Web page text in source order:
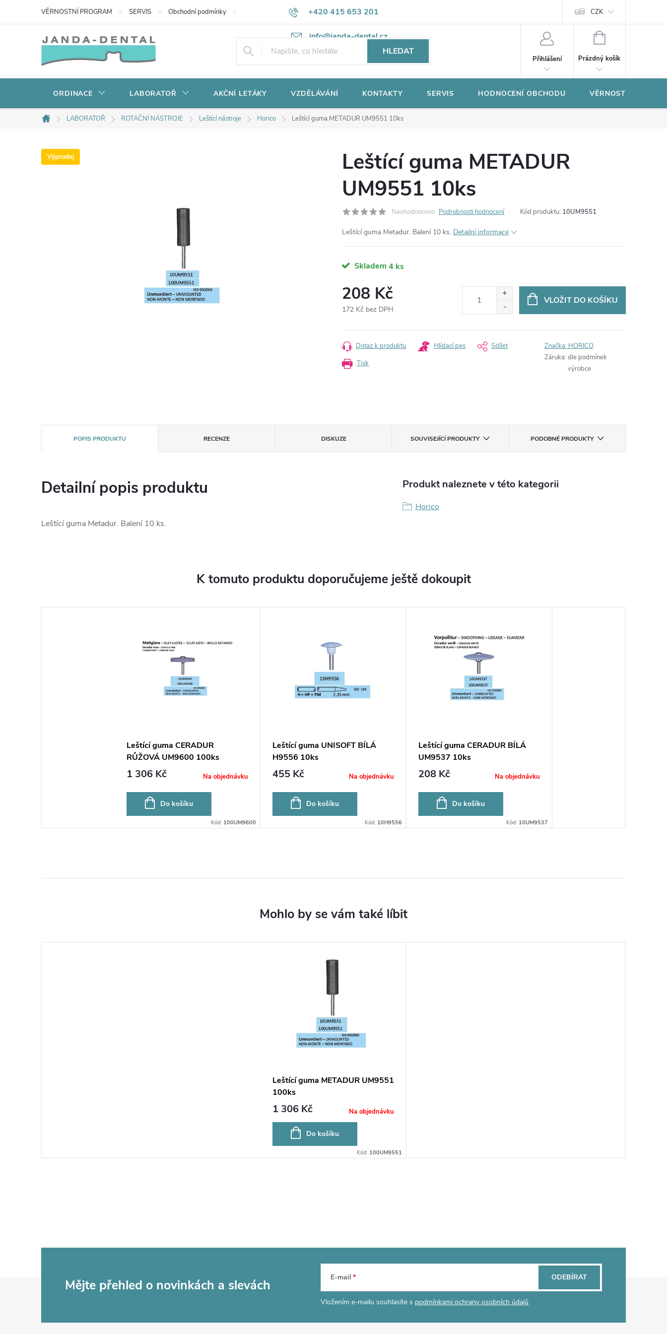
+420 415 653 201
info@janda-dental.cz
VĚRNOSTNÍ PROGRAM SERVIS Obchodní podmínky Potřebujete poradit? Ochrana osobních údajů CZK
HLEDAT
Přihlášení
NÁKUPNÍ
Prázdný košík
ORDINACE LABORATOŘ AKČNÍ LETÁKY VZDĚLÁVÁNÍ KONTAKTY SERVIS HODNOCENÍ OBCHODU VĚRNOSTNÍ
Domů
LABORATOŘ ROTAČNÍ NÁSTROJE Leštící nástroje Horico Leštící guma METADUR UM9551 10ks
Výprodej
Leštící guma METADUR
UM9551 10ks
Neohodnoceno Podrobnosti hodnocení Kód produktu: 10UM9551
Leštící guma Metadur. Balení 10 ks. Detailní informace
Skladem 4 ks
208 Kč
172 Kč bez DPH
cena:
VLOŽIT DO KOŠÍKU
Tisk
Dotaz k produktu Hlídací pes Sdílet Značka: HORICO
Záruka: dle podmínek
výrobce
POPIS PRODUKTU RECENZE DISKUZE SOUVISEJÍCÍ PRODUKTY PODOBNÉ PRODUKTY
Detailní popis produktu
Leštící guma Metadur. Balení 10 ks.
Produkt naleznete v této kategorii
Horico
K tomuto produktu doporučujeme ještě dokoupit
Leštící guma CERADUR
RŮŽOVÁ UM9600 100ks
1 306 Kč Na objednávku
Do košíku
Kód: 100UM9600
Leštící guma UNISOFT BÍLÁ
H9556 10ks
455 Kč Na objednávku
Do košíku
Kód: 10H9556
Leštící guma CERADUR BÍLÁ
UM9537 10ks
208 Kč Na objednávku
Do košíku
Kód: 10UM9537
Leštící guma METADUR UM9551
100ks
1 306 Kč Na objednávku
Do košíku
Kód: 100UM9551
Mějte přehled o novinkách a slevách E-mail
Vložením e-mailu souhlasíte s podmínkami ochrany osobních údajů
ODEBÍRAT